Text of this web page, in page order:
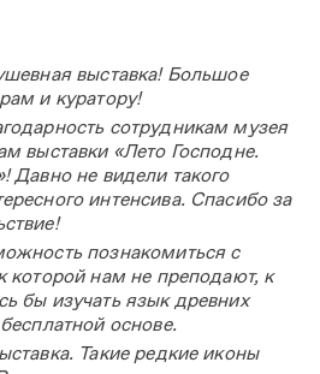
выставка! Большое
и куратору!
сотрудникам музея
выставки «Лето Господне.
Давно не видели такого
интенсива. Спасибо за
познакомиться с
которой нам не преподают, к
бы изучать язык древних
основе.
Такие редкие иконы